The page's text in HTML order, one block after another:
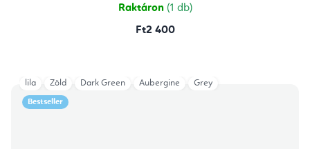
Raktáron (1 db)
Ft2 400
Bestseller
lila Zöld Dark Green Aubergine Grey